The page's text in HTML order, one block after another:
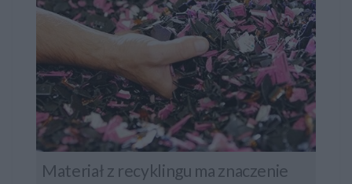
Materiał z recyklingu ma znaczenie